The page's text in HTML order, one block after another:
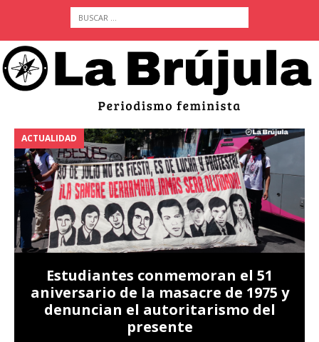
ACTUALIDAD
Estudiantes conmemoran el 51
aniversario de la masacre de 1975 y
denuncian el autoritarismo del
presente